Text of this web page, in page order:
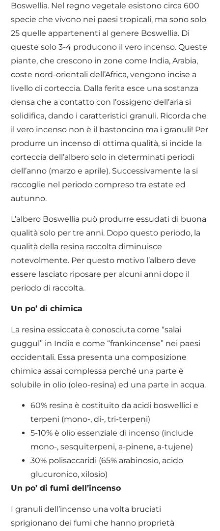
Boswellia. Nel regno vegetale esistono circa 600
specie che vivono nei paesi tropicali, ma sono solo
25 quelle appartenenti al genere Boswellia. Di
queste solo 3-4 producono il vero incenso. Queste
piante, che crescono in zone come India, Arabia,
coste nord-orientali dell’Africa, vengono incise a
livello di corteccia. Dalla ferita esce una sostanza
densa che a contatto con l’ossigeno dell’aria si
solidifica, dando i caratteristici granuli. Ricorda che
il vero incenso non è il bastoncino ma i granuli! Per
produrre un incenso di ottima qualità, si incide la
corteccia dell’albero solo in determinati periodi
dell’anno (marzo e aprile). Successivamente la si
raccoglie nel periodo compreso tra estate ed
autunno.
L’albero Boswellia può produrre essudati di buona
qualità solo per tre anni. Dopo questo periodo, la
qualità della resina raccolta diminuisce
notevolmente. Per questo motivo l’albero deve
essere lasciato riposare per alcuni anni dopo il
periodo di raccolta.
Un po’ di chimica
La resina essiccata è conosciuta come “salai
guggul” in India e come “frankincense” nei paesi
occidentali. Essa presenta una composizione
chimica assai complessa perché una parte è
solubile in olio (oleo-resina) ed una parte in acqua.
60% resina è costituito da acidi boswellici e
terpeni (mono-, di-, tri-terpeni)
5-10% è olio essenziale di incenso (include
mono-, sesquiterpeni, a-pinene, a-tujene)
30% polisaccaridi (65% arabinosio, acido
glucuronico, xilosio)
Un po’ di fumi dell’incenso
I granuli dell’incenso una volta bruciati
sprigionano dei fumi che hanno proprietà